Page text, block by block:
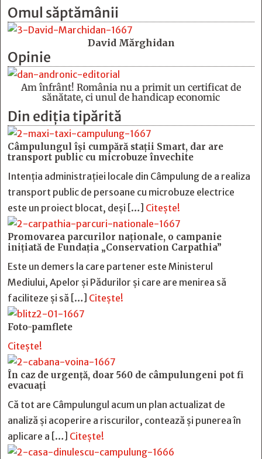
Omul săptămânii
David Mărghidan
Opinie
Am înfrânt! România nu a primit un certificat de
sănătate, ci unul de handicap economic
Din ediția tipărită
Câmpulungul îşi cumpără staţii Smart, dar are
transport public cu microbuze învechite
Intenția administrației locale din Câmpulung de a realiza
transport public de persoane cu microbuze electrice
este un proiect blocat, deși […] Citește!
Promovarea parcurilor naționale, o campanie
inițiată de Fundația „Conservation Carpathia”
Este un demers la care partener este Ministerul
Mediului, Apelor și Pădurilor și care are menirea să
faciliteze și să […] Citește!
Foto-pamflete
Citește!
În caz de urgență, doar 560 de câmpulungeni pot fi
evacuați
Că tot are Câmpulungul acum un plan actualizat de
analiză și acoperire a riscurilor, contează și punerea în
aplicare a […] Citește!